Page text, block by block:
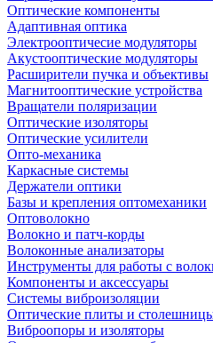
Оптические компоненты
Адаптивная оптика
Электрооптичесие модуляторы
Акустооптические модуляторы
Расширители пучка и объективы
Магнитооптические устройства
Вращатели поляризации
Оптические изоляторы
Оптические усилители
Опто-механика
Каркасные системы
Держатели оптики
Базы и крепления оптомеханики
Оптоволокно
Волокно и патч-корды
Волоконные анализаторы
Инструменты для работы с
Компоненты и аксессуары
Системы виброизоляции
Оптические плиты и
Виброопоры и изоляторы